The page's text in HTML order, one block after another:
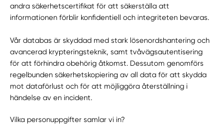
andra säkerhetscertifikat för att säkerställa att
informationen förblir konfidentiell och integriteten bevaras.
Vår databas är skyddad med stark lösenordshantering och
avancerad krypteringsteknik, samt tvåvägsautentisering
för att förhindra obehörig åtkomst. Dessutom genomförs
regelbunden säkerhetskopiering av all data för att skydda
mot dataförlust och för att möjliggöra återställning i
händelse av en incident.
Vilka personuppgifter samlar vi in?